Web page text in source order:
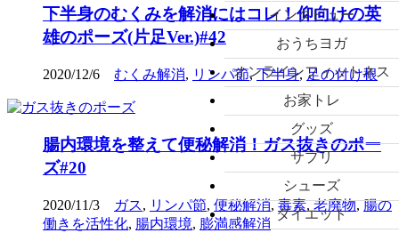
インタビュー
おうちヨガ
オンラインフィットネス
お家トレ
グッズ
サプリ
シューズ
ダイエット
下半身のむくみを解消にはコレ！仰向けの英
雄のポーズ(片足Ver.)#42
2020/12/6 むくみ解消, リンパ節,下半身, 足の付け根
腸内環境を整えて便秘解消！ガス抜きのポー
ズ#20
2020/11/3 ガス, リンパ節, 便秘解消,毒素,老廃物,腸の
働きを活性化, 腸内環境, 膨満感解消